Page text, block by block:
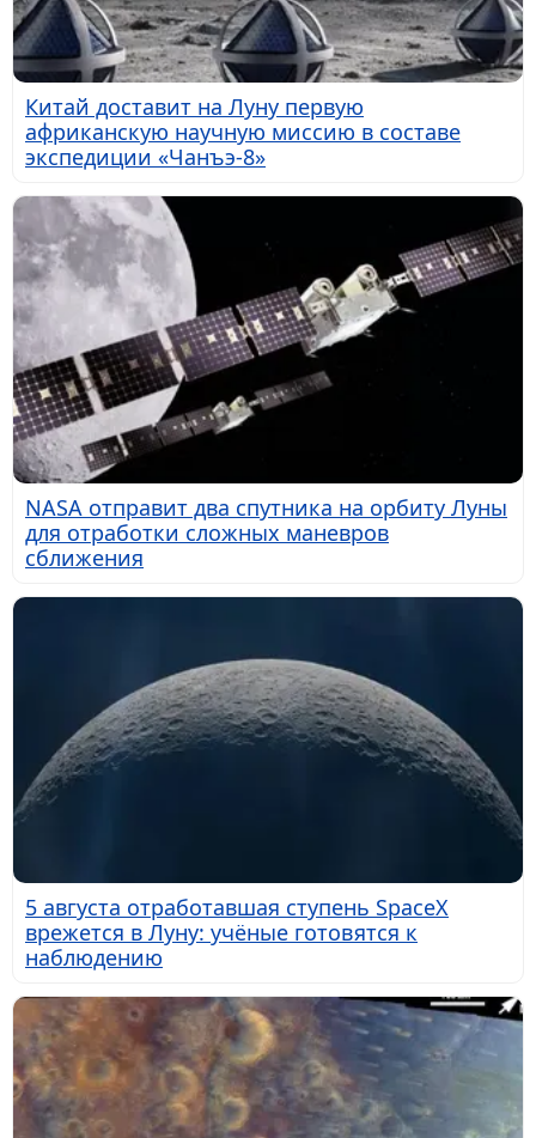
Китай доставит на Луну первую
африканскую научную миссию в составе
экспедиции «Чанъэ-8»
NASA отправит два спутника на орбиту Луны
для отработки сложных маневров
сближения
5 августа отработавшая ступень SpaceX
врежется в Луну: учёные готовятся к
наблюдению